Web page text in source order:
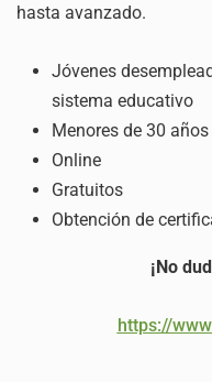
hasta avanzado.
Jóvenes
sistema educativo
Menores de 30 años
Online
Gratuitos
Obtención de
¡No
https://